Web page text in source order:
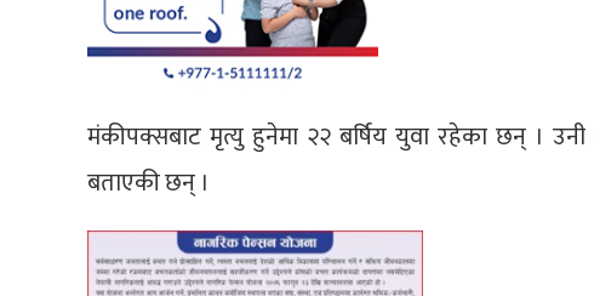
मंकीपक्सबाट मृत्यु हुनेमा २२ बर्षिय युवा रहेका छन् ।
बताएकी छन् ।